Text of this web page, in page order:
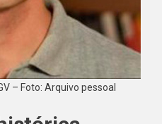
– Foto: Arquivo pessoal